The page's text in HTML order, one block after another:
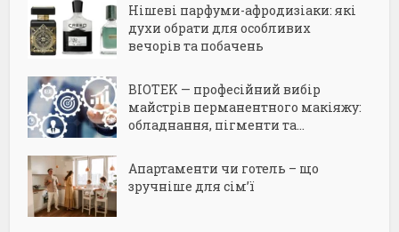
Нішеві парфуми-афродизіаки: які
духи обрати для особливих
вечорів та побачень
BIOTEK — професійний вибір
майстрів перманентного макіяжу:
обладнання, пігменти та...
Апартаменти чи готель – що
зручніше для сім’ї